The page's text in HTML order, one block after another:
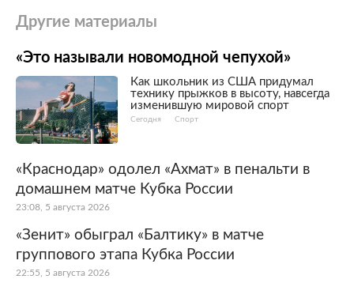
Другие материалы
«Это называли новомодной чепухой»
Как школьник из США придумал
технику прыжков в высоту, навсегда
изменившую мировой спорт
Сегодня Спорт
«Краснодар» одолел «Ахмат» в пенальти в
домашнем матче Кубка России
23:08, 5 августа 2026
«Зенит» обыграл «Балтику» в матче
группового этапа Кубка России
22:55, 5 августа 2026